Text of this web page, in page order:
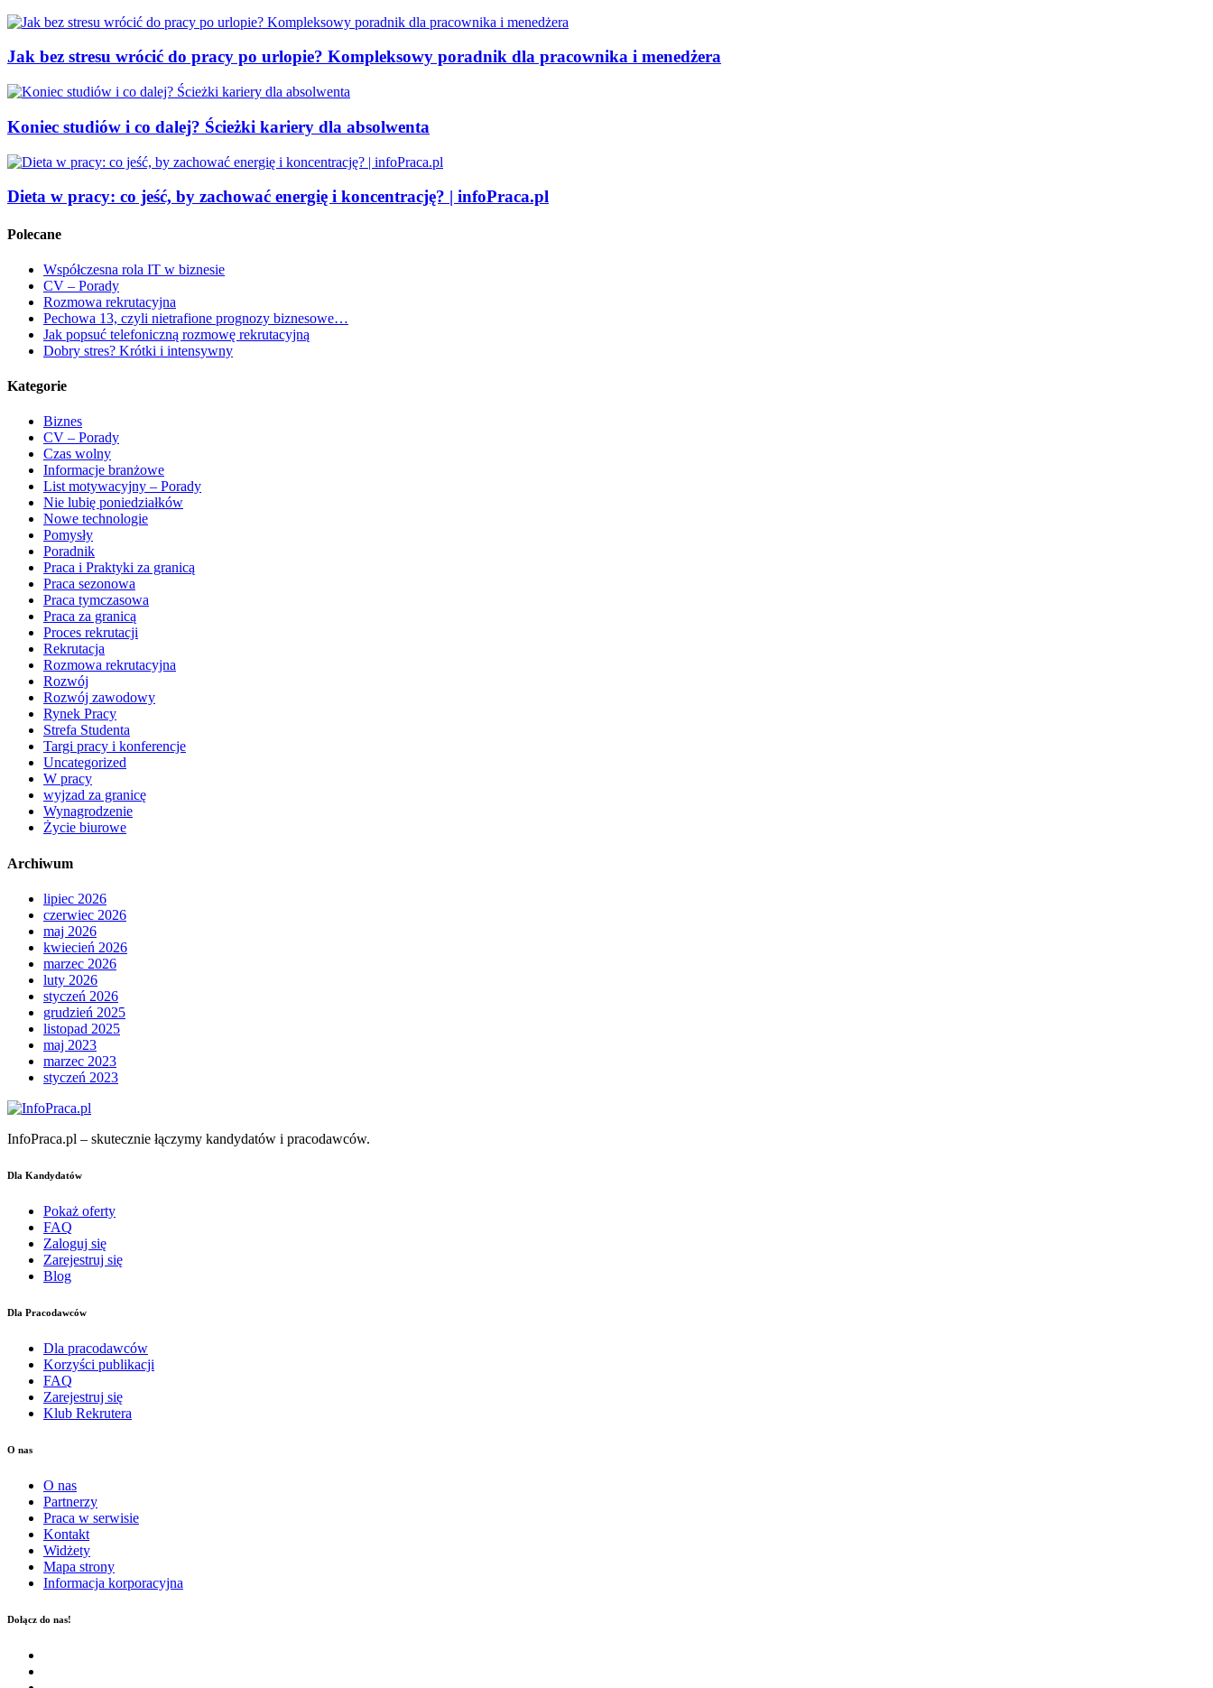
Jak bez stresu wrócić do pracy po urlopie? Kompleksowy poradnik dla pracownika i menedżera
Koniec studiów i co dalej? Ścieżki kariery dla absolwenta
Dieta w pracy: co jeść, by zachować energię i koncentrację? | infoPraca.pl
Polecane
Współczesna rola IT w biznesie
CV – Porady
Rozmowa rekrutacyjna
Pechowa 13, czyli nietrafione prognozy biznesowe…
Jak popsuć telefoniczną rozmowę rekrutacyjną
Dobry stres? Krótki i intensywny
Kategorie
Biznes
CV – Porady
Czas wolny
Informacje branżowe
List motywacyjny – Porady
Nie lubię poniedziałków
Nowe technologie
Pomysły
Poradnik
Praca i Praktyki za granicą
Praca sezonowa
Praca tymczasowa
Praca za granicą
Proces rekrutacji
Rekrutacja
Rozmowa rekrutacyjna
Rozwój
Rozwój zawodowy
Rynek Pracy
Strefa Studenta
Targi pracy i konferencje
Uncategorized
W pracy
wyjzad za granicę
Wynagrodzenie
Życie biurowe
Archiwum
lipiec 2026
czerwiec 2026
maj 2026
kwiecień 2026
marzec 2026
luty 2026
styczeń 2026
grudzień 2025
listopad 2025
maj 2023
marzec 2023
styczeń 2023
InfoPraca.pl – skutecznie łączymy kandydatów i pracodawców.
Dla Kandydatów
Pokaż oferty
FAQ
Zaloguj się
Zarejestruj się
Blog
Dla Pracodawców
Dla pracodawców
Korzyści publikacji
FAQ
Zarejestruj się
Klub Rekrutera
O nas
O nas
Partnerzy
Praca w serwisie
Kontakt
Widżety
Mapa strony
Informacja korporacyjna
Dołącz do nas!